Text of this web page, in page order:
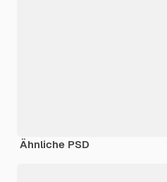
Ähnliche PSD